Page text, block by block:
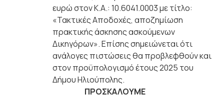
ευρώ στον Κ.Α.: 10.6041.0003 με τίτλο:
«Τακτικές Αποδοχές, αποζημίωση
πρακτικής άσκησης ασκούμενων
Δικηγόρων». Επίσης σημειώνεται ότι
ανάλογες πιστώσεις θα προβλεφθούν και
στον προϋπολογισμό έτους 2025 του
Δήμου Ηλιούπολης.
ΠΡΟΣΚΑΛΟΥΜΕ